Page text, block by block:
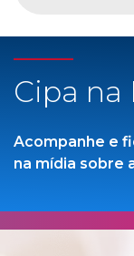
Cipa na
Acompanhe e
na mídia sobre